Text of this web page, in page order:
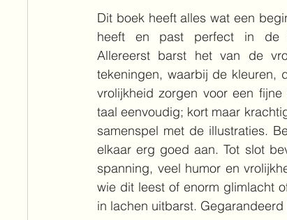
Dit boek heeft alles wat een
heeft en past perfect in de
Allereerst barst het van de
tekeningen, waarbij de kleuren,
vrolijkheid zorgen voor een
taal eenvoudig; kort maar
samenspel met de illustraties.
elkaar erg goed aan. Tot slot
spanning, veel humor en
wie dit leest of enorm glimlacht
in lachen uitbarst. Gegarandeerd